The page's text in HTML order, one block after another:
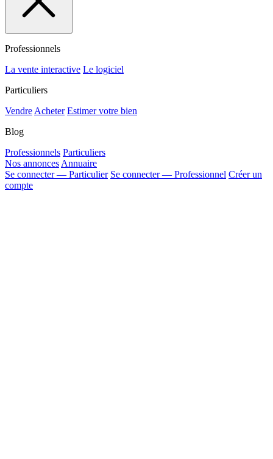
Professionnels
La vente interactive Le logiciel
Particuliers
Vendre Acheter Estimer votre bien
Blog
Professionnels Particuliers
Nos annonces Annuaire
Se connecter — Particulier Se connecter — Professionnel Créer un
compte